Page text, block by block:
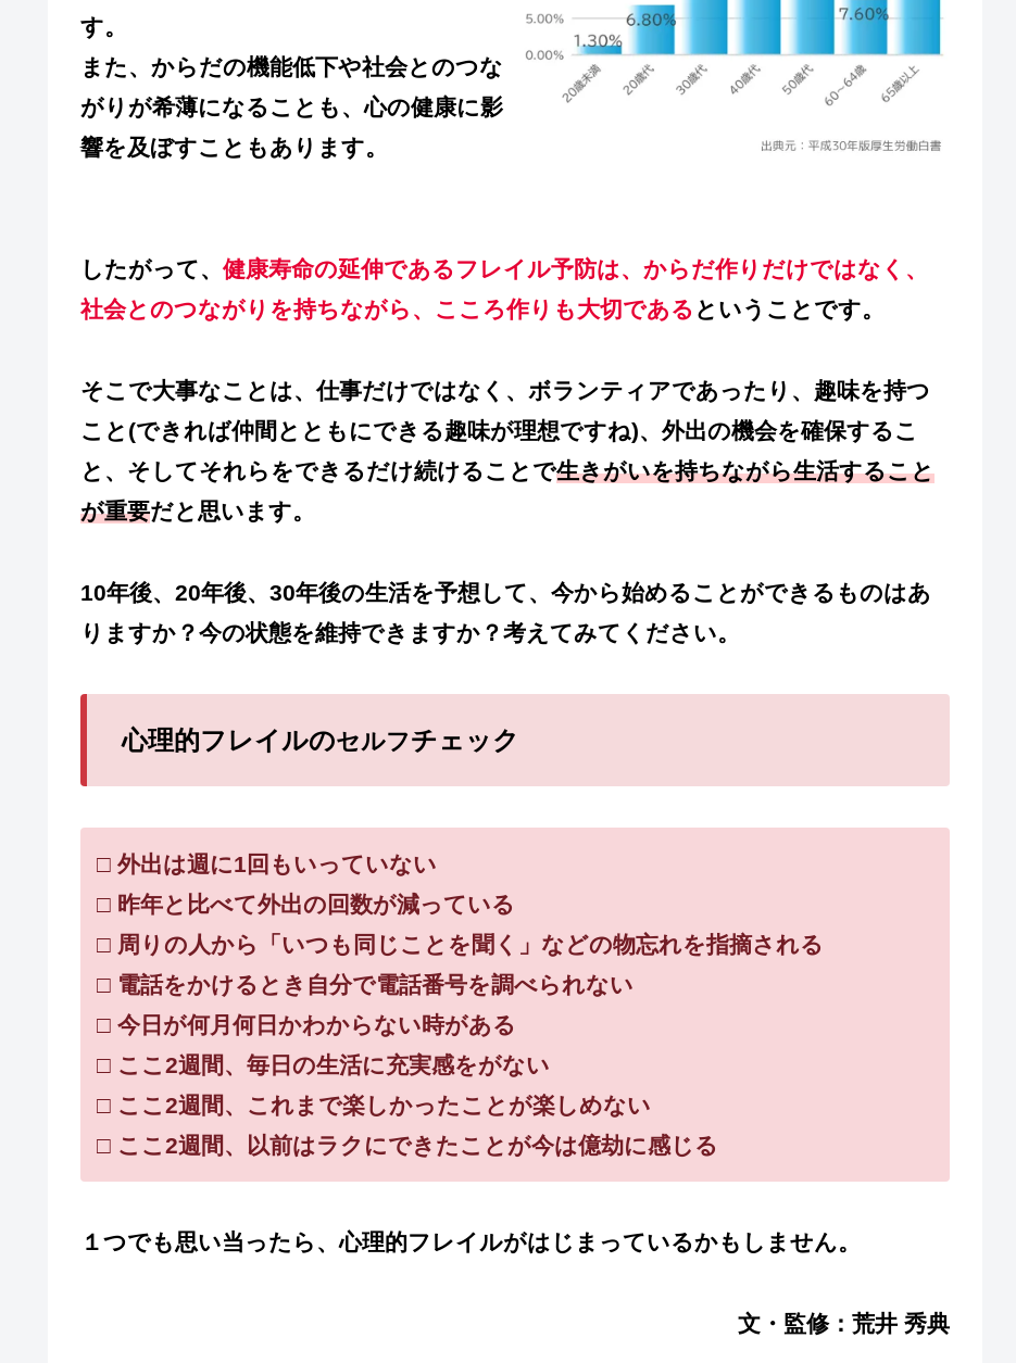
す。
また、からだの機能低下や社会とのつな
がりが希薄になることも、心の健康に影
響を及ぼすこともあります。
したがって、 健康寿命の延伸であるフレイル予防は、からだ作りだけではなく、
社会とのつながりを持ちながら、こころ作りも大切である ということです。
そこで大事なことは、仕事だけではなく、ボランティアであったり、趣味を持つ
こと(できれば仲間とともにできる趣味が理想ですね)、外出の機会を確保するこ
と、そしてそれらをできるだけ続けることで生きがいを持ちながら生活すること
が重要だと思います。
10年後、20年後、30年後の生活を予想して、今から始めることができるものはあ
りますか？今の状態を維持できますか？考えてみてください。
心理的フレイルのセルフチェック
□ 外出は週に1回もいっていない
□ 昨年と比べて外出の回数が減っている
□ 周りの人から「いつも同じことを聞く」などの物忘れを指摘される
□ 電話をかけるとき自分で電話番号を調べられない
□ 今日が何月何日かわからない時がある
□ ここ2週間、毎日の生活に充実感をがない
□ ここ2週間、これまで楽しかったことが楽しめない
□ ここ2週間、以前はラクにできたことが今は億劫に感じる
１つでも思い当ったら、心理的フレイルがはじまっているかもしません。
文・監修：荒井 秀典